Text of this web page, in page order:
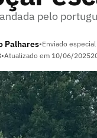
pelo
Palhares•Enviado especial
•Atualizado em 10/06/2025